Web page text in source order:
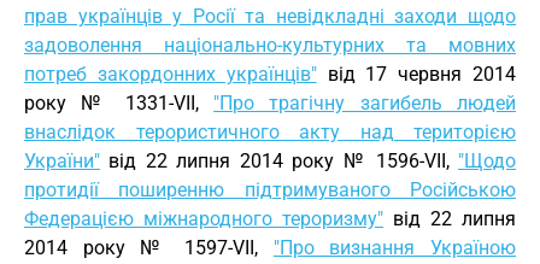
прав українців у Росії та невідкладні заходи щодо
задоволення національно-культурних та мовних
потреб закордонних українців"від 17 червня 2014
року № 1331-VII, "Про трагічну загибель людей
внаслідок терористичного акту над територією
України" від 22 липня 2014 року № 1596-VII, "Щодо
протидії поширенню підтримуваного Російською
Федерацією міжнародного тероризму" від 22 липня
2014 року № 1597-VII, "Про визнання Україною